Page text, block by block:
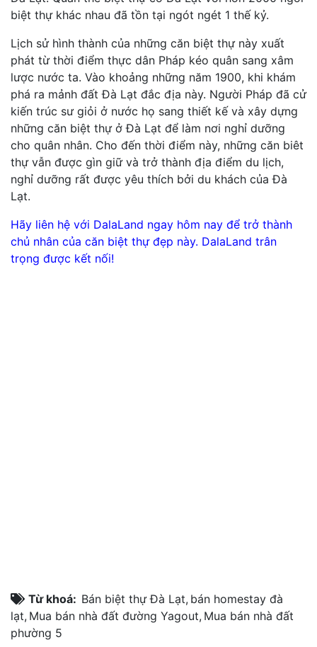
biệt thự khác nhau đã tồn tại ngót ngét 1 thế kỷ.
Lịch sử hình thành của những căn biệt thự này xuất
phát từ thời điểm thực dân Pháp kéo quân sang xâm
lược nước ta. Vào khoảng những năm 1900, khi khám
phá ra mảnh đất Đà Lạt đắc địa này. Người Pháp đã cử
kiến trúc sư giỏi ở nước họ sang thiết kế và xây dựng
những căn biệt thự ở Đà Lạt để làm nơi nghỉ dưỡng
cho quân nhân. Cho đến thời điểm này, những căn biêt
thự vẫn được gìn giữ và trở thành địa điểm du lịch,
nghỉ dưỡng rất được yêu thích bởi du khách của Đà
Lạt.
Hãy liên hệ với DalaLand ngay hôm nay để trở thành
chủ nhân của căn biệt thự đẹp này. DalaLand trân
trọng được kết nối!
Từ khoá: Bán biệt thự Đà Lạt, bán homestay đà
lạt, Mua bán nhà đất đường Yagout, Mua bán nhà đất
phường 5